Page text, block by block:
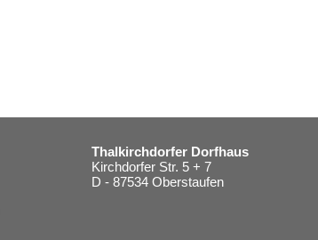
Thalkirchdorfer Dorfhaus
Kirchdorfer Str. 5 + 7
D - 87534 Oberstaufen